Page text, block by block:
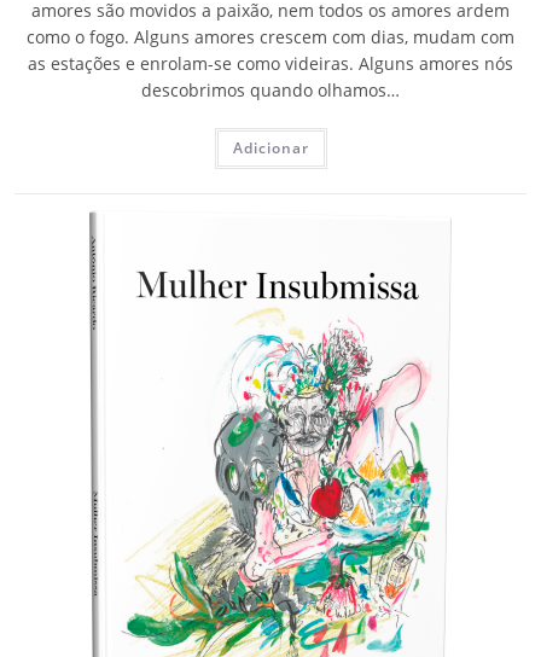
amores são movidos a paixão, nem todos os amores ardem
como o fogo. Alguns amores crescem com dias, mudam com
as estações e enrolam-se como videiras. Alguns amores nós
descobrimos quando olhamos…
Adicionar